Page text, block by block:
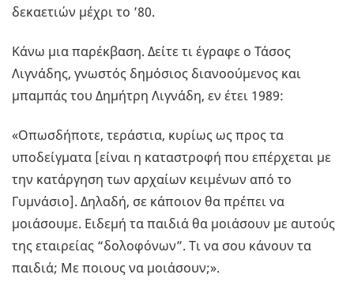
δεκαετιών μέχρι το ’80.
Κάνω μια παρέκβαση. Δείτε τι έγραφε ο Τάσος
Λιγνάδης, γνωστός δημόσιος διανοούμενος και
μπαμπάς του Δημήτρη Λιγνάδη, εν έτει 1989:
«Οπωσδήποτε, τεράστια, κυρίως ως προς τα
υποδείγματα [είναι η καταστροφή που επέρχεται με
την κατάργηση των αρχαίων κειμένων από το
Γυμνάσιο]. Δηλαδή, σε κάποιον θα πρέπει να
μοιάσουμε. Ειδεμή τα παιδιά θα μοιάσουν με αυτούς
της εταιρείας “δολοφόνων”. Τι να σου κάνουν τα
παιδιά; Με ποιους να μοιάσουν;».